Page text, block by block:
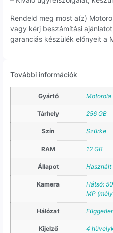
Rendeld meg most a(z)
vagy kérj beszámítási
garanciás készülék előnyeit a
További információk
Gyártó Motorola
Tárhely 256 GB
Szín Szürke
RAM 12 GB
Állapot Használt
Kamera
Hátsó:
MP
Hálózat
Kijelző 4